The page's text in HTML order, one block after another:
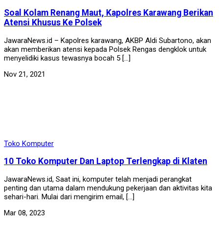
Soal Kolam Renang Maut, Kapolres Karawang Berikan
Atensi Khusus Ke Polsek
JawaraNews.id – Kapolres karawang, AKBP Aldi Subartono, akan
akan memberikan atensi kepada Polsek Rengas dengklok untuk
menyelidiki kasus tewasnya bocah 5 […]
Nov 21, 2021
Toko Komputer
10 Toko Komputer Dan Laptop Terlengkap di Klaten
JawaraNews.id, Saat ini, komputer telah menjadi perangkat
penting dan utama dalam mendukung pekerjaan dan aktivitas kita
sehari-hari. Mulai dari mengirim email, […]
Mar 08, 2023